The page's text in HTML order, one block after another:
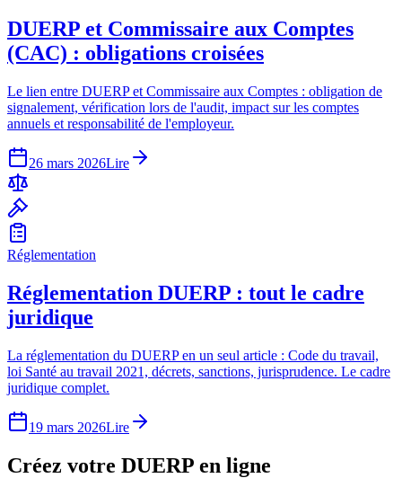
DUERP et Commissaire aux Comptes
(CAC) : obligations croisées
Le lien entre DUERP et Commissaire aux Comptes : obligation de
signalement, vérification lors de l'audit, impact sur les comptes
annuels et responsabilité de l'employeur.
26 mars 2026Lire
Réglementation
Réglementation DUERP : tout le cadre
juridique
La réglementation du DUERP en un seul article : Code du travail,
loi Santé au travail 2021, décrets, sanctions, jurisprudence. Le cadre
juridique complet.
19 mars 2026Lire
Créez votre DUERP en ligne